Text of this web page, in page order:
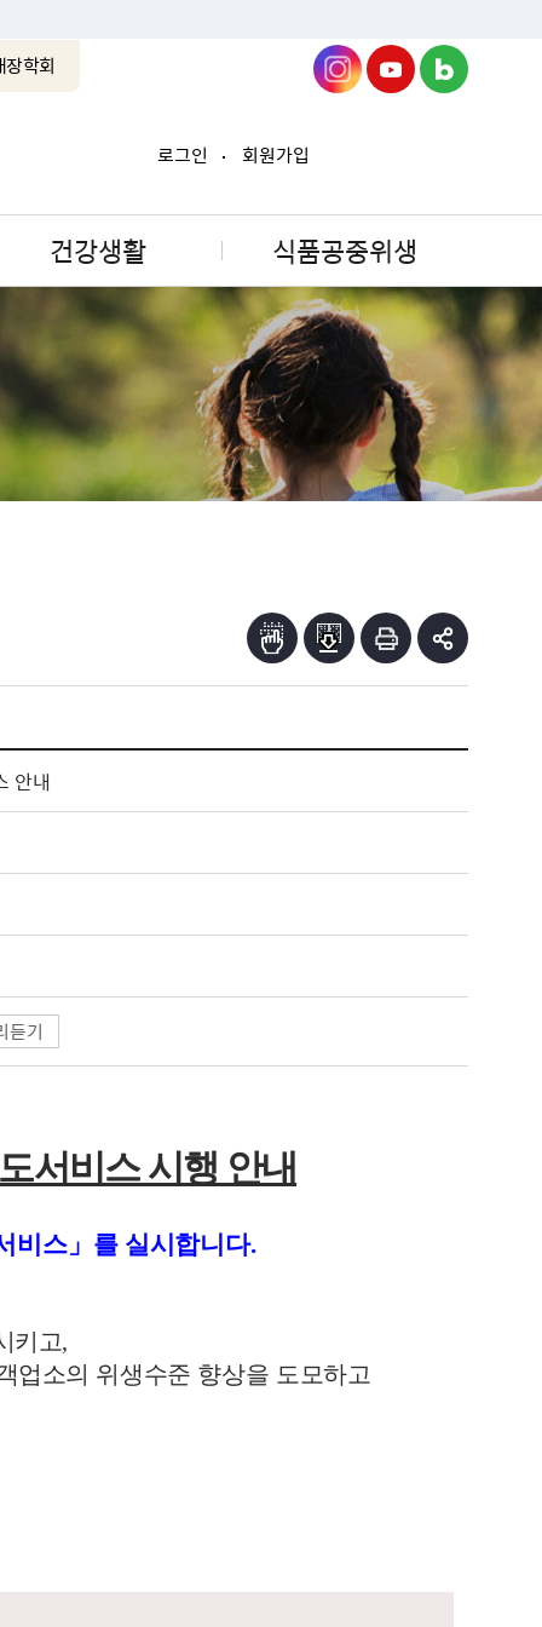
학회
로그인 회원가입
건강생활 식품공중위생
안내
듣기
서비스 시행 안내
비스」를 실시합니다.
키고,
업소의 위생수준 향상을 도모하고